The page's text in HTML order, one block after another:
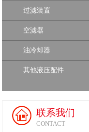
过滤装置
空滤器
油冷却器
其他液压配件
联系我们
CONTACT